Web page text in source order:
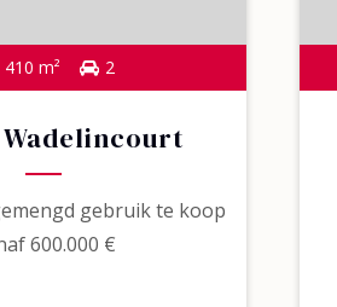
410 m² 2
gebruik te koop
600.000 €